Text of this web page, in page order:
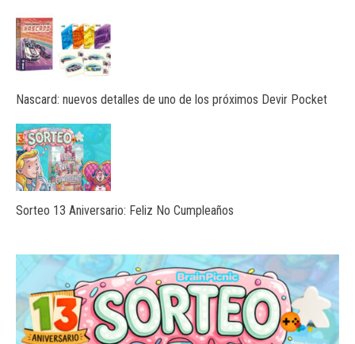
Nascard: nuevos detalles de uno de los próximos Devir Pocket
Sorteo 13 Aniversario: Feliz No Cumpleaños